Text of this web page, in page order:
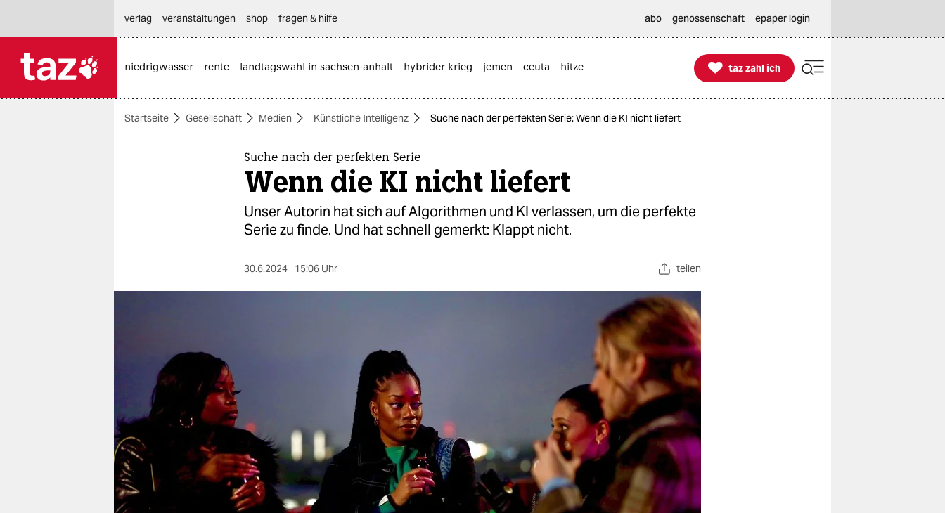
themen
wahrheit
verlag
verlag
veranstaltungen
shop
verlag
veranstaltungen shop fragen & hilfe abo genossenschaft epaper login
niedrigwasser rente landtagswahl in sachsen-anhalt hybrider krieg jemen ceuta hitze 
taz zahl ich
taz zahl ich
Startseite Gesellschaft Medien Künstliche Intelligenz Suche nach der perfekten Serie: Wenn die KI nicht liefert
Suche nach der perfekten Serie
Wenn die KI nicht liefert
Unser Autorin hat sich auf Algorithmen und KI verlassen, um die perfekte
Serie zu finde. Und hat schnell gemerkt: Klappt nicht.
30.6.2024 15:06 Uhr teilen